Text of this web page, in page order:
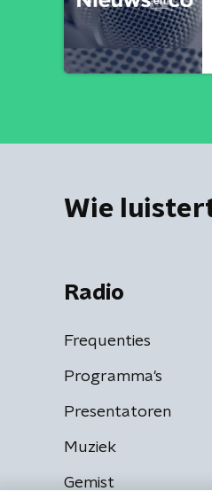
Wie
Radio
Frequenties
Programma's
Presentatoren
Muziek
Gemist